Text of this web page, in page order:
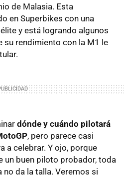
de Malasia. Esta
en Superbikes con una
y está logrando algunos
rendimiento con la M1 le
dónde y cuándo pilotará
, pero parece casi
a celebrar. Y ojo, porque
un buen piloto probador, toda
no da la talla. Veremos si